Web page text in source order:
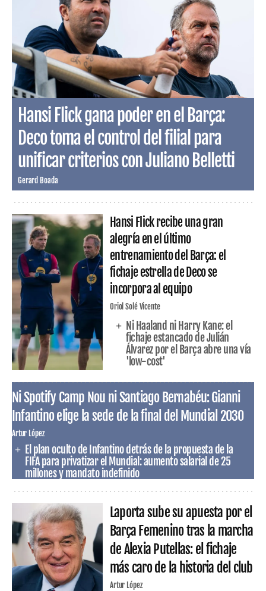
Hansi Flick gana poder en el Barça:
Deco toma el control del filial para
unificar criterios con Juliano Belletti
Gerard Boada
Hansi Flick recibe una gran
alegría en el último
entrenamiento del Barça: el
fichaje estrella de Deco se
incorpora al equipo
Oriol Solé Vicente
Ni Haaland ni Harry Kane: el
fichaje estancado de Julián
Álvarez por el Barça abre una vía
'low-cost'
Ni Spotify Camp Nou ni Santiago Bernabéu: Gianni
Infantino elige la sede de la final del Mundial 2030
Artur López
El plan oculto de Infantino detrás de la propuesta de la
FIFA para privatizar el Mundial: aumento salarial de 25
millones y mandato indefinido
Laporta sube su apuesta por el
Barça Femenino tras la marcha
de Alexia Putellas: el fichaje
más caro de la historia del club
Artur López